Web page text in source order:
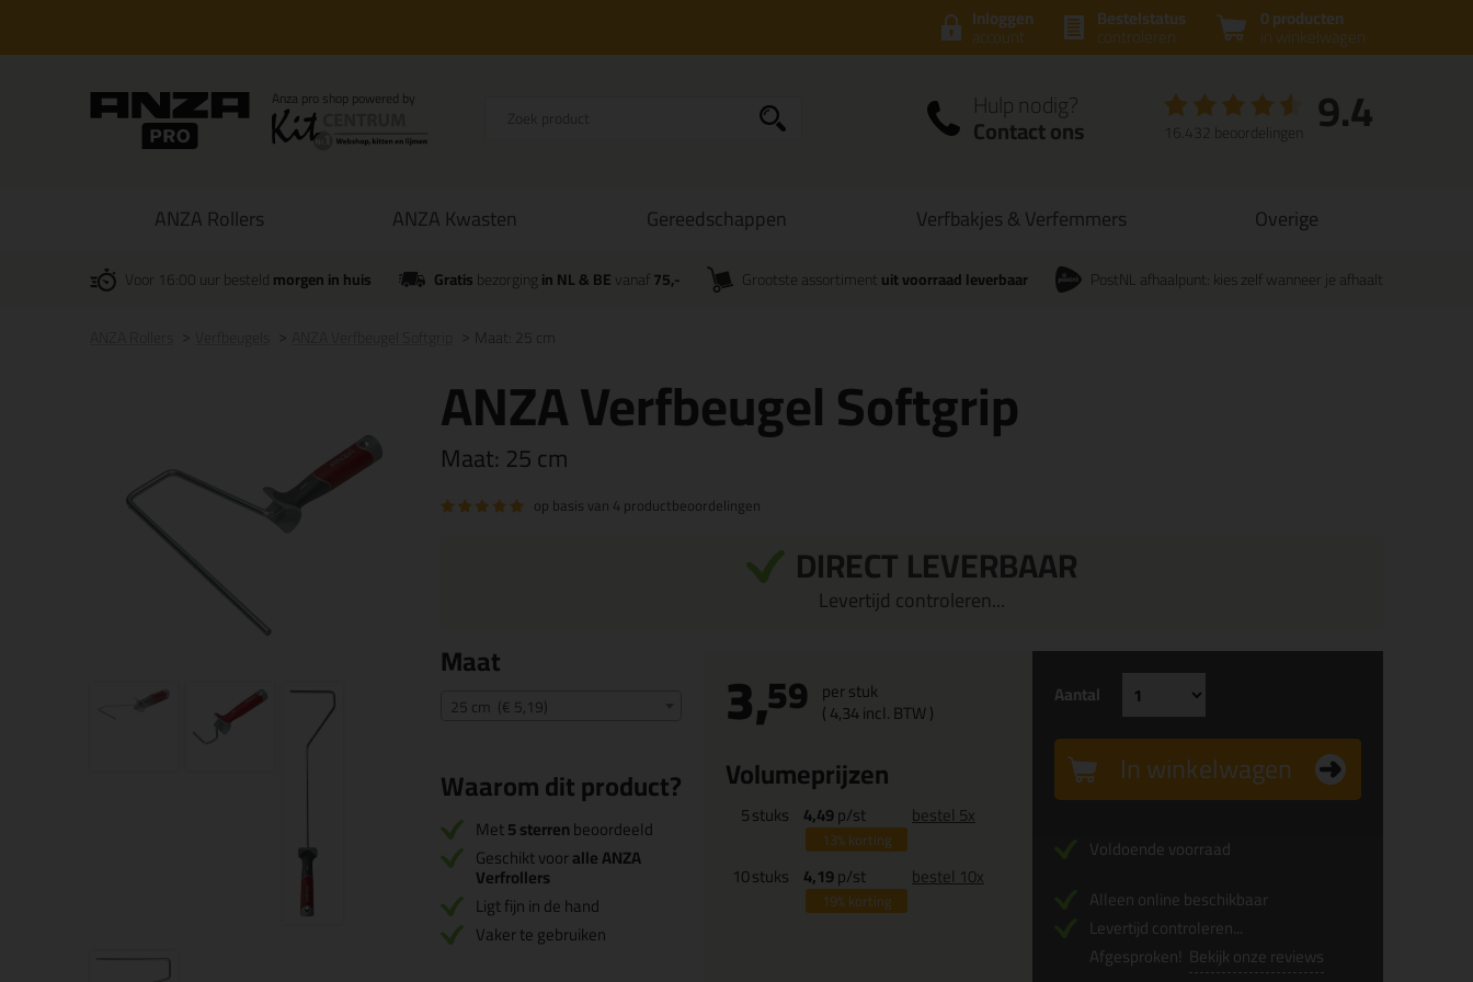
0 producten
in winkelwagen
Bestelstatus
controleren
Inloggen
account
Hulp nodig?
Contact ons 9.4
16.432 beoordelingen
ANZA Rollers ANZA Kwasten Gereedschappen Verfbakjes & Verfemmers Overige
Voor 16:00 uur besteldmorgen in huis Gratisbezorgingin NL & BEvanaf 75,- Grootste assortiment uit voorraad leverbaar PostNL afhaalpunt: kies zelf wanneer je afhaalt
Maat: 25 cm
ANZA Verfbeugel Softgrip
Maat: 25 cm
op basis van 4 productbeoordelingen
DIRECT LEVERBAAR
Levertijd controleren...
Maat
25 cm (€ 5,19)
Waarom dit product?
Met5 sterrenbeoordeeld
Geschikt vooralle ANZA
Verfrollers
Ligt fijn in de hand
Vaker te gebruiken
3,59 per stuk
(4,34incl. BTW )
Volumeprijzen
5stuks 4,49p/st
13%korting
bestel 5x
10stuks 4,19p/st
19%korting
bestel 10x
Aantal
In winkelwagen
Voldoende voorraad
Alleen online beschikbaar
Levertijd controleren...
Afgesproken! Bekijk onze reviews